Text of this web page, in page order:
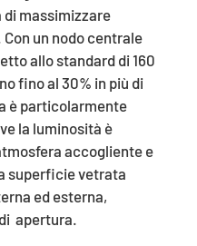
di massimizzare
un nodo centrale
allo standard di 160
fino al 30% in più di
è particolarmente
la luminosità è
accogliente e
superficie vetrata
ed esterna,
apertura.